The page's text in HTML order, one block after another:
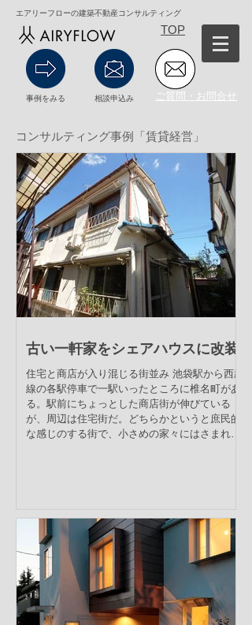
エアリーフローの建築不動産コンサルティング
TOP
事例をみる 相談申込み ご質問・お問合せ
コンサルティング事例「賃貸経営」
古い一軒家をシェアハウスに改装
住宅と商店が入り混じる街並み 池袋駅から西武
線の各駅停車で一駅いったところに椎名町があ
る。駅前にちょっとした商店街が伸びている
が、周辺は住宅街だ。どちらかというと庶民的
な感じのする街で、小さめの家々にはさまれて